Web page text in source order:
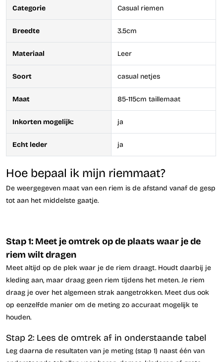
Categorie Casual riemen
Breedte 3.5cm
Materiaal Leer
Soort casual netjes
Maat 85-115cm taillemaat
Inkorten mogelijk: ja
Echt leder ja
Hoe bepaal ik mijn riemmaat?
De weergegeven maat van een riem is de afstand vanaf de gesp
tot aan het middelste gaatje.
Stap 1: Meet je omtrek op de plaats waar je de
riem wilt dragen
Meet altijd op de plek waar je de riem draagt. Houdt daarbij je
kleding aan, maar draag geen riem tijdens het meten. Je riem
draag je over het algemeen strak aangetrokken. Meet dus ook
op eenzelfde manier om de meting zo accuraat mogelijk te
houden.
Stap 2: Lees de omtrek af in onderstaande tabel
Leg daarna de resultaten van je meting (stap 1) naast één van